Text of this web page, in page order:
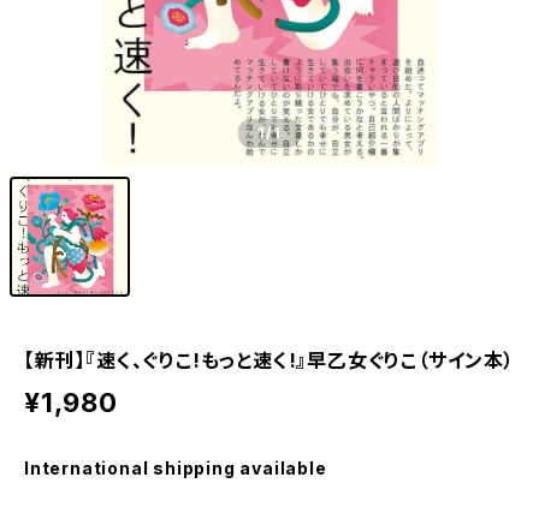
1/1
【新刊】『速く、ぐりこ!もっと速く!』早乙女ぐりこ（サイン本）
¥1,980
International shipping available